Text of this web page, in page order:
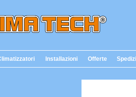
Installazioni Offerte